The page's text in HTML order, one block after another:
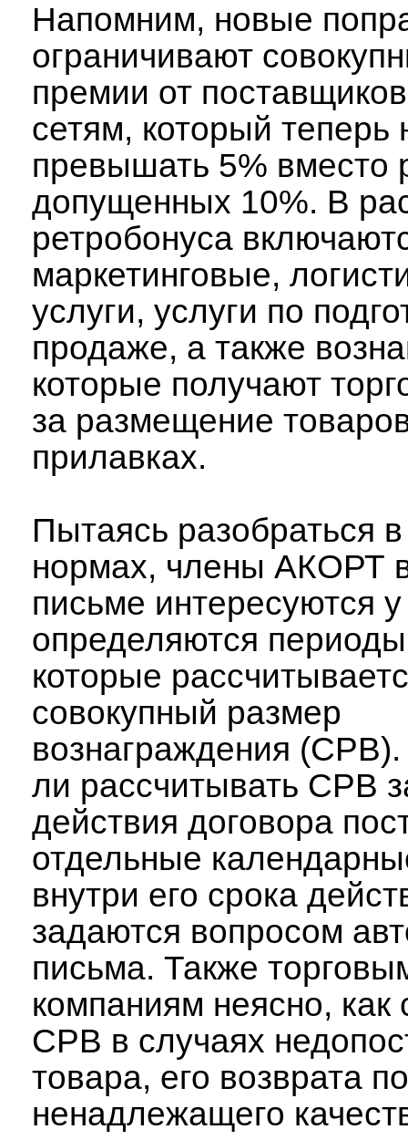
Напомним, новые
ограничивают
премии от
сетям, который теперь
превышать 5% вместо
допущенных 10%. В
ретробонуса
маркетинговые,
услуги, услуги по
продаже, а также
которые получают
за размещение
прилавках.
Пытаясь разобраться
нормах, члены АКОРТ
письме интересуются
определяются
которые
совокупный размер
вознаграждения
ли рассчитывать СРВ
действия договора
отдельные
внутри его срока
задаются вопросом
письма. Также
компаниям неясно, как
СРВ в случаях
товара, его возврата
ненадлежащего